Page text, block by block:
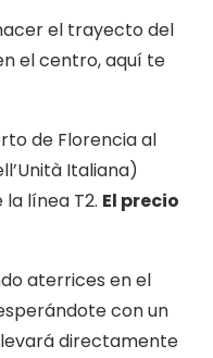
el trayecto del
el centro, aquí te
de Florencia al
Italiana)
línea T2. El precio
aterrices en el
con un
directamente